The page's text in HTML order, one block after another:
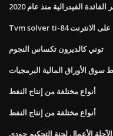
الفيدرالية منذ عام 2020
Tvm solver ti-84 على الانترنت
توني كالديرون تكساس النجوم
سوق الأوراق المالية البرمجيات
أنواع مختلفة من إنتاج النفط
أنواع مختلفة من إنتاج النفط
الأعمال لجنة التحكيم جودي